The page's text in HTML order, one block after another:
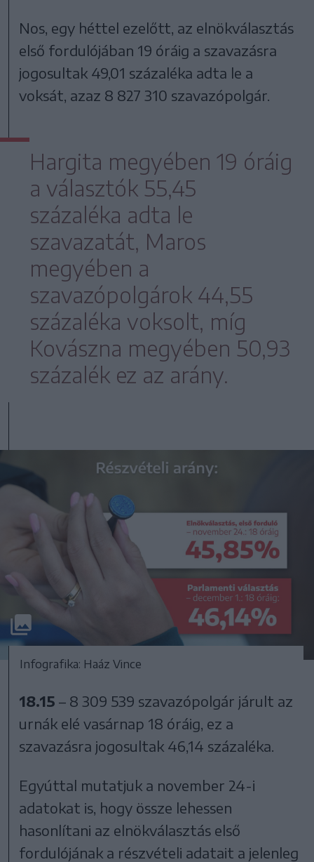
Nos, egy héttel ezelőtt, az elnökválasztás
első fordulójában 19 óráig a szavazásra
jogosultak 49,01 százaléka adta le a
voksát, azaz 8 827 310 szavazópolgár.
Hargita megyében 19 óráig
a választók 55,45
százaléka adta le
szavazatát, Maros
megyében a
szavazópolgárok 44,55
százaléka voksolt, míg
Kovászna megyében 50,93
százalék ez az arány.
Infografika: Haáz Vince
18.15 – 8 309 539 szavazópolgár járult az
urnák elé vasárnap 18 óráig, ez a
szavazásra jogosultak 46,14 százaléka.
Egyúttal mutatjuk a november 24-i
adatokat is, hogy össze lehessen
hasonlítani az elnökválasztás első
fordulójának a részvételi adatait a jelenleg